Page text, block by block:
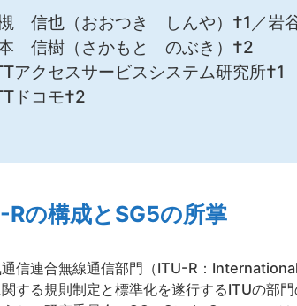
信也（おおつき しんや）†1／岩
信樹（さかもと のぶき）†2
アクセスサービスシステム研究所†1
ドコモ†2
Rの構成とSG5の所掌
通信連合無線通信部門（ITU-R：
する規則制定と標準化を遂行するITUの部門